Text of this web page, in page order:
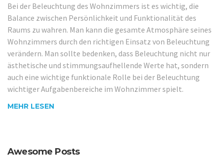
Bei der Beleuchtung des Wohnzimmers ist es wichtig, die
Balance zwischen Persönlichkeit und Funktionalität des
Raums zu wahren. Man kann die gesamte Atmosphäre seines
Wohnzimmers durch den richtigen Einsatz von Beleuchtung
verändern. Man sollte bedenken, dass Beleuchtung nicht nur
ästhetische und stimmungsaufhellende Werte hat, sondern
auch eine wichtige funktionale Rolle bei der Beleuchtung
wichtiger Aufgabenbereiche im Wohnzimmer spielt.
MEHR LESEN
Awesome Posts